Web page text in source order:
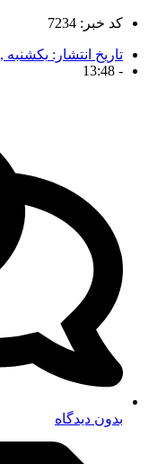
کد خبر: 7234
تاریخ انتشار: یکشنبه , 8 ژوئن , 2025
-
13:48
بدون دیدگاه